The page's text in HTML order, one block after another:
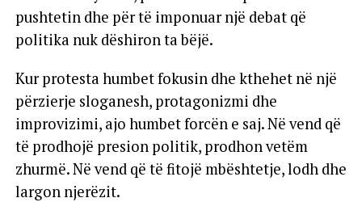
pushtetin dhe për të imponuar një debat që
politika nuk dëshiron ta bëjë.
Kur protesta humbet fokusin dhe kthehet në një
përzierje sloganesh, protagonizmi dhe
improvizimi, ajo humbet forcën e saj. Në vend që
të prodhojë presion politik, prodhon vetëm
zhurmë. Në vend që të fitojë mbështetje, lodh dhe
largon njerëzit.